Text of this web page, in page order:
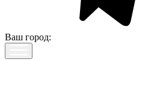
Ваш город: